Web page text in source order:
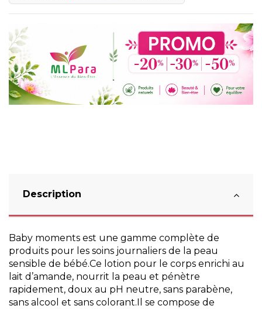
Description
Baby moments est une gamme complète de
produits pour les soins journaliers de la peau
sensible de bébé.Ce lotion pour le corps enrichi au
lait d’amande, nourrit la peau et pénètre
rapidement, doux au pH neutre, sans parabène,
sans alcool et sans colorant.Il se compose de